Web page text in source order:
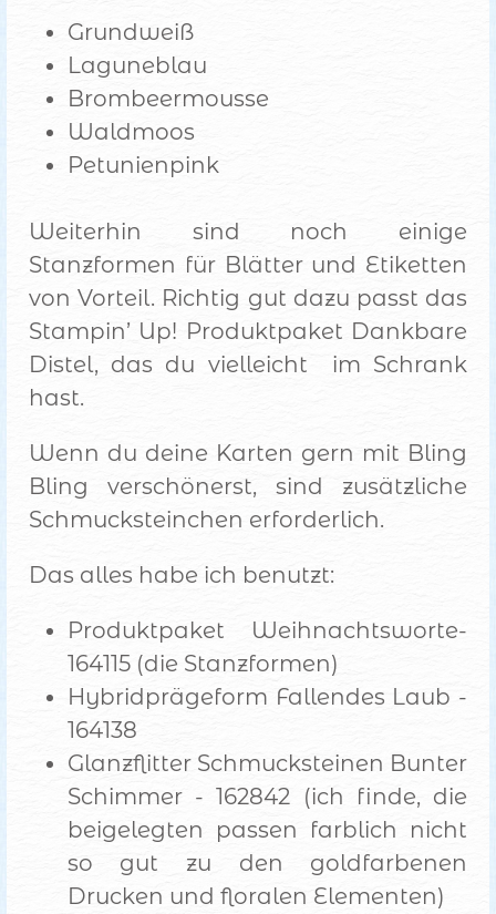
Grundweiß
Laguneblau
Brombeermousse
Waldmoos
Petunienpink
Weiterhin sind noch einige
Stanzformen für Blätter und Etiketten
von Vorteil. Richtig gut dazu passt das
Stampin’ Up! Produktpaket Dankbare
Distel, das du vielleicht im Schrank
hast.
Wenn du deine Karten gern mit Bling
Bling verschönerst, sind zusätzliche
Schmucksteinchen erforderlich.
Das alles habe ich benutzt:
Produktpaket Weihnachtsworte-
164115 (die Stanzformen)
Hybridprägeform Fallendes Laub -
164138
Glanzflitter Schmucksteinen Bunter
Schimmer - 162842 (ich finde, die
beigelegten passen farblich nicht
so gut zu den goldfarbenen
Drucken und floralen Elementen)